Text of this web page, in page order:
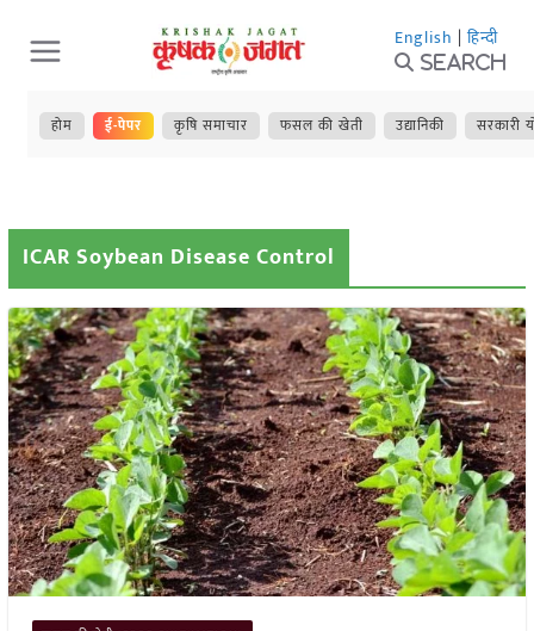
Skip
to
content
English | हिन्दी
Search
होम ई-पेपर कृषि समाचार फसल की खेती उद्यानिकी सरकारी
ICAR Soybean Disease Control